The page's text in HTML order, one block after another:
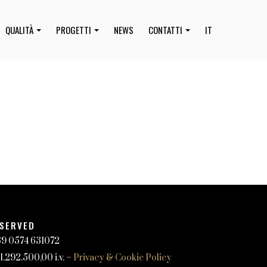
QUALITÀ PROGETTI NEWS CONTATTI IT
0574 631072
i.v. – Privacy & Cookie Policy